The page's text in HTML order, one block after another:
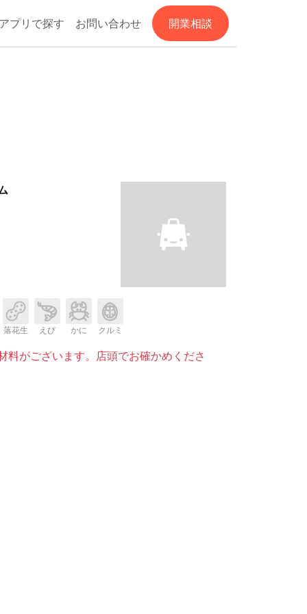
プリで探す お問い合わせ 開業相談
落花生 えび かに クルミ
料がございます。店頭でお確かめくださ